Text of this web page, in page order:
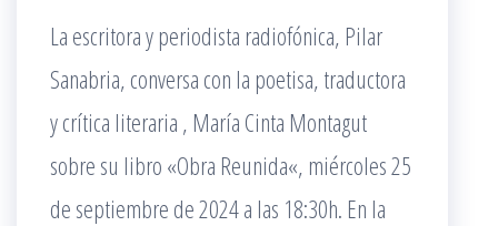
La escritora y periodista radiofónica, Pilar
Sanabria, conversa con la poetisa, traductora
y crítica literaria , María Cinta Montagut
sobre su libro «Obra Reunida«, miércoles 25
de septiembre de 2024 a las 18:30h. En la